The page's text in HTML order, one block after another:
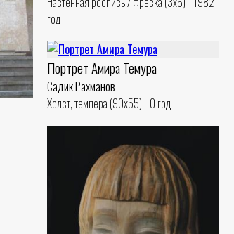
год
Портрет Амира Темура
Садик Рахманов
Холст, темпера (90x55) - 0 год